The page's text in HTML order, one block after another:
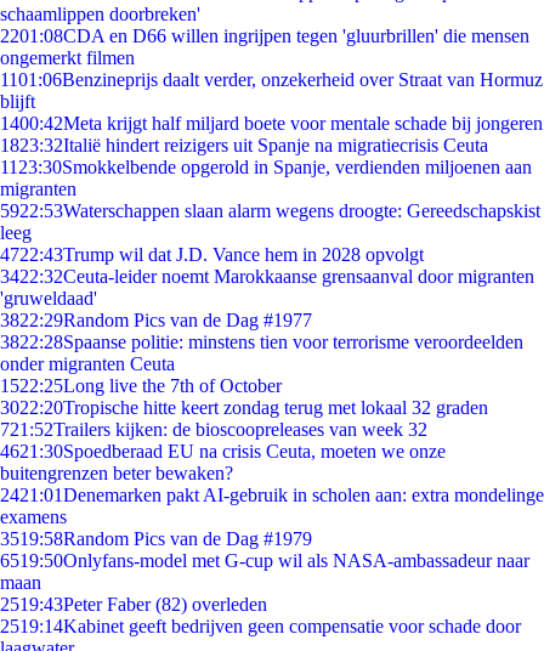
schaamlippen doorbreken'
2201:08CDA en D66 willen ingrijpen tegen 'gluurbrillen' die mensen
ongemerkt filmen
1101:06Benzineprijs daalt verder, onzekerheid over Straat van Hormuz
blijft
1400:42Meta krijgt half miljard boete voor mentale schade bij jongeren
1823:32Italië hindert reizigers uit Spanje na migratiecrisis Ceuta
11 23:30Smokkelbende opgerold in Spanje, verdienden miljoenen aan
migranten
5922:53Waterschappen slaan alarm wegens droogte: Gereedschapskist
leeg
4722:43Trump wil dat J.D. Vance hem in 2028 opvolgt
3422:32Ceuta-leider noemt Marokkaanse grensaanval door migranten
'gruweldaad'
3822:29Random Pics van de Dag #1977
3822:28Spaanse politie: minstens tien voor terrorisme veroordeelden
onder migranten Ceuta
1522:25Long live the 7th of October
3022:20Tropische hitte keert zondag terug met lokaal 32 graden
721:52Trailers kijken: de bioscoopreleases van week 32
4621:30Spoedberaad EU na crisis Ceuta, moeten we onze
buitengrenzen beter bewaken?
2421:01Denemarken pakt AI-gebruik in scholen aan: extra mondelinge
examens
3519:58Random Pics van de Dag #1979
6519:50Onlyfans-model met G-cup wil als NASA-ambassadeur naar
maan
2519:43Peter Faber (82) overleden
2519:14Kabinet geeft bedrijven geen compensatie voor schade door